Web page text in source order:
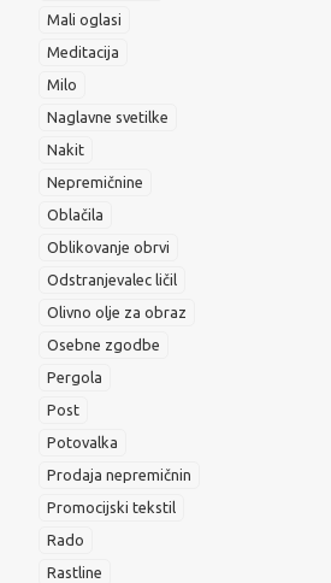
Mali oglasi
Meditacija
Milo
Naglavne svetilke
Nakit
Nepremičnine
Oblačila
Oblikovanje obrvi
Odstranjevalec ličil
Olivno olje za obraz
Osebne zgodbe
Pergola
Post
Potovalka
Prodaja nepremičnin
Promocijski tekstil
Rado
Rastline